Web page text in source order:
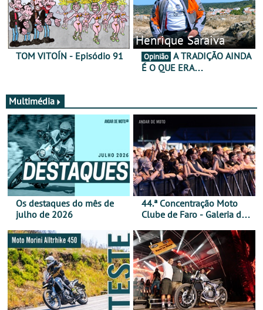
TOM VITOÍN - Episódio 91
Henrique Saraiva
Opinião
É O QUE ERA…
Multimédia
Os destaques do mês de
julho de 2026
44.ª Concentração Moto
Clube de Faro - Galeria de